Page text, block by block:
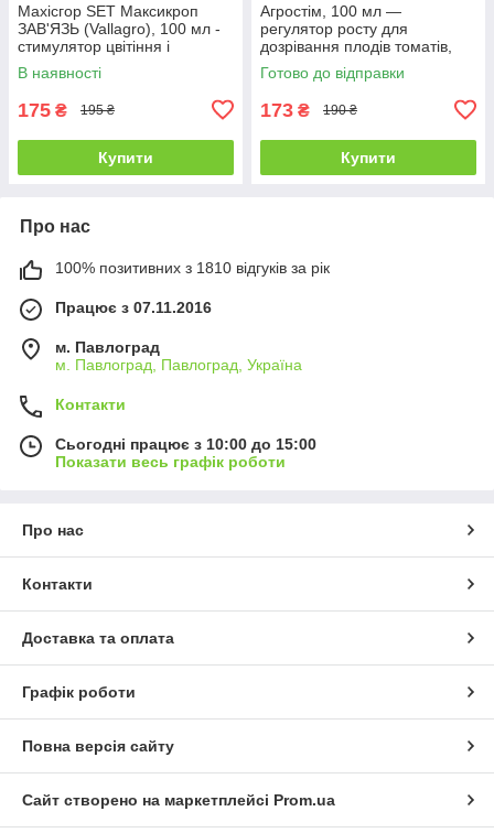
Махісгор SET Максикроп
ЗАВ'ЯЗЬ (Vallagro), 100 мл -
стимулятор цвітіння і
зав'язування плодів препарат
В наявності
175 ₴ 195 ₴
Купити
Агростім, 100 мл —
регулятор росту для
дозрівання плодів томатів,
томату, полуниці, яблуку,
вишні дозрівач препарат
Готово до відправки
173 ₴ 190 ₴
Купити
Про нас
100% позитивних з 1810 відгуків за рік
Працює з 07.11.2016
м. Павлоград
м. Павлоград, Павлоград, Україна
Контакти
Сьогодні працює з 10:00 до 15:00
Показати весь графік роботи
Про нас
Контакти
Доставка та оплата
Графік роботи
Повна версія сайту
Сайт створено на маркетплейсі Prom.ua